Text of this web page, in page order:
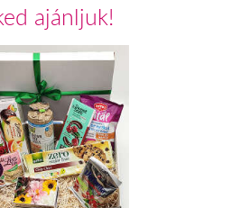
ajánljuk!